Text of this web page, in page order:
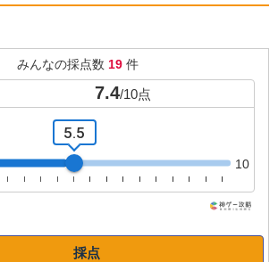
みんなの採点数 19 件
7.4/10点
5.5
10
採点